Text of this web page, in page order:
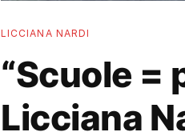
LICCIANA NARDI
“Scuole =
Licciana